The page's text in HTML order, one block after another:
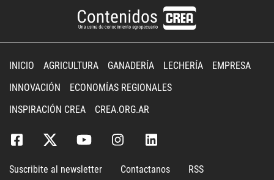
INICIO AGRICULTURA GANADERÍA LECHERÍA
EMPRESA
INNOVACIÓN
ECONOMÍAS REGIONALES
INSPIRACIÓN CREA
CREA.ORG.AR
Suscribite al newsletter Contactanos RSS